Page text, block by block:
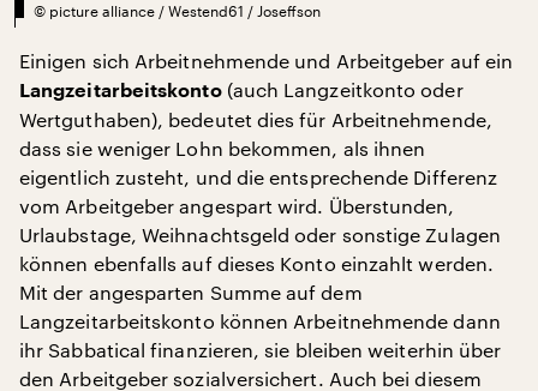
© picture alliance / Westend61 / Joseffson
Einigen sich Arbeitnehmende und Arbeitgeber auf ein
Langzeitarbeitskonto(auch Langzeitkonto oder
Wertguthaben), bedeutet dies für Arbeitnehmende,
dass sie weniger Lohn bekommen, als ihnen
eigentlich zusteht, und die entsprechende Differenz
vom Arbeitgeber angespart wird. Überstunden,
Urlaubstage, Weihnachtsgeld oder sonstige Zulagen
können ebenfalls auf dieses Konto einzahlt werden.
Mit der angesparten Summe auf dem
Langzeitarbeitskonto können Arbeitnehmende dann
ihr Sabbatical finanzieren, sie bleiben weiterhin über
den Arbeitgeber sozialversichert. Auch bei diesem